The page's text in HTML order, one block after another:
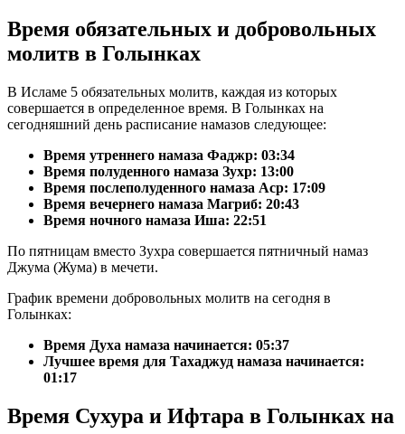
Время обязательных и добровольных
молитв в Голынках
В Исламе 5 обязательных молитв, каждая из которых
совершается в определенное время. В Голынках на
сегодняшний день расписание намазов следующее:
Время утреннего намаза Фаджр: 03:34
Время полуденного намаза Зухр: 13:00
Время послеполуденного намаза Аср: 17:09
Время вечернего намаза Магриб: 20:43
Время ночного намаза Иша: 22:51
По пятницам вместо Зухра совершается пятничный намаз
Джума (Жума) в мечети.
График времени добровольных молитв на сегодня в
Голынках:
Время Духа намаза начинается: 05:37
Лучшее время для Тахаджуд намаза начинается:
01:17
Время Сухура и Ифтара в Голынках на